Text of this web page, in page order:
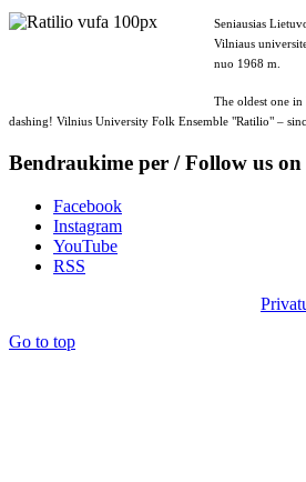
Seniausias
Vilniaus
nuo 1968 m.
The oldest one
dashing! Vilnius University Folk Ensemble "Ratilio" –
Bendraukime per / Follow us on
Facebook
Instagram
YouTube
RSS
Go to top